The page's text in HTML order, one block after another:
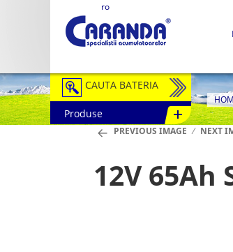
ro
CAUTA BATERIA
Auto / Moto
Semitractiune
Produse
PREVIOUS IMAGE NEXT
12V 65Ah